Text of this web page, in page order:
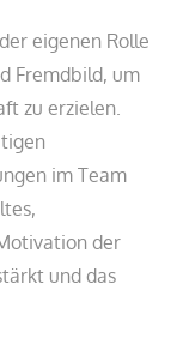
eigenen Rolle
Fremdbild, um
zu erzielen.
im Team
der
und das